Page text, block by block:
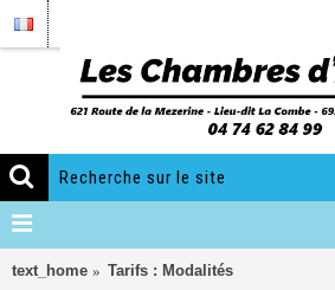
text_home Tarifs : Modalités